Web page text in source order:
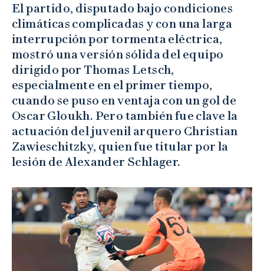
El partido, disputado bajo condiciones
climáticas complicadas y con una larga
interrupción por tormenta eléctrica,
mostró una versión sólida del equipo
dirigido por Thomas Letsch,
especialmente en el primer tiempo,
cuando se puso en ventaja con un gol de
Oscar Gloukh. Pero también fue clave la
actuación del juvenil arquero Christian
Zawieschitzky, quien fue titular por la
lesión de Alexander Schlager.